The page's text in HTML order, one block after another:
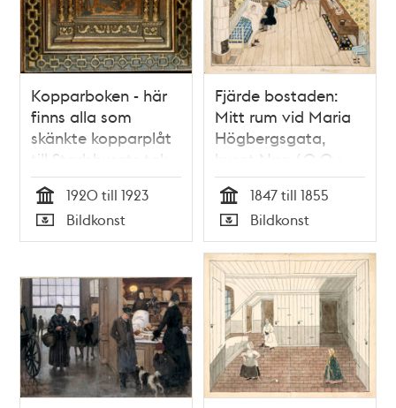
Kopparboken - här
finns alla som
skänkte kopparplåt
till Stadshusets tak
1920
Tid
1920 till 1923
Typ
Bildkonst
Fjärde bostaden:
Mitt rum vid Maria
Högbergsgata,
huset N:ro 60 Qv.
Fatbursbrunnen. En
trappa upp.
Personer:
Undertecknad.
Doctor Levin.
Tid
1847 till 1855
Typ
Bildkonst